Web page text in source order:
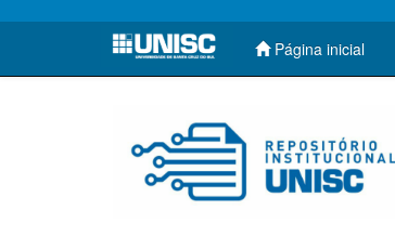
Skip
Página inicial